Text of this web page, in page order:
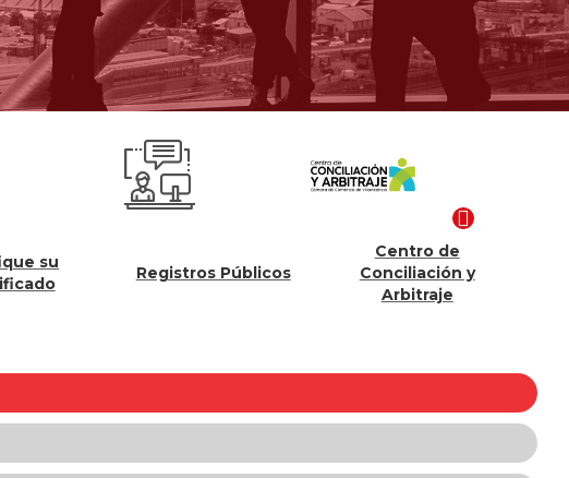
Registros Públicos
Conciliación y
Competitividad y
Proyectos